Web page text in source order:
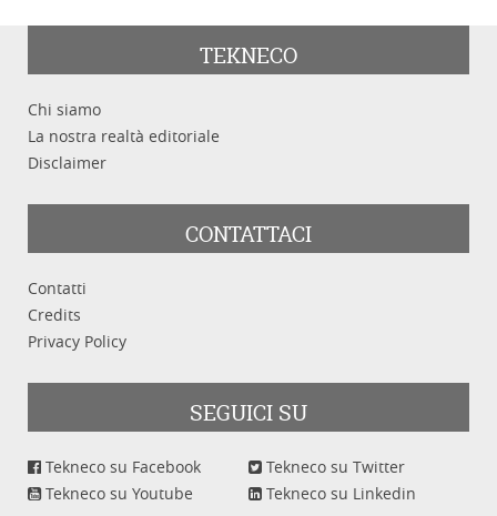
TEKNECO
Chi siamo
La nostra realtà editoriale
Disclaimer
CONTATTACI
Contatti
Credits
Privacy Policy
SEGUICI SU
Tekneco su Facebook
Tekneco su Twitter
Tekneco su Youtube
Tekneco su Linkedin